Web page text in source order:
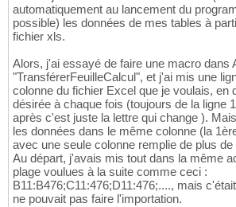
automatiquement au lancement du
possible) les données de mes tables à
fichier xls.
Alors, j'ai essayé de faire une macro dans
"TransférerFeuilleCalcul", et j'ai mis une
colonne du fichier Excel que je voulais, en
désirée à chaque fois (toujours de la ligne
après c'est juste la lettre qui change ).
les données dans le même colonne (la
avec une seule colonne remplie de plus de
Au départ, j'avais mis tout dans la même
plage voulues à la suite comme ceci :
B11:B476;C11:476;D11:476;...., mais
ne pouvait pas faire l'importation.